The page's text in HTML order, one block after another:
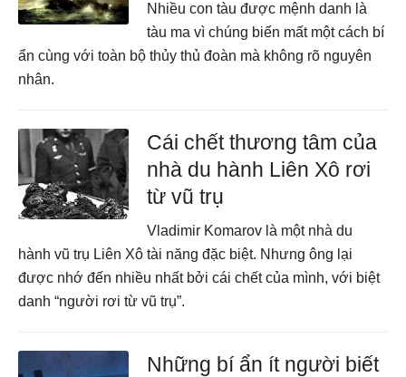
Nhiều con tàu được mệnh danh là
tàu ma vì chúng biến mất một cách bí
ẩn cùng với toàn bộ thủy thủ đoàn mà không rõ nguyên
nhân.
Cái chết thương tâm của
nhà du hành Liên Xô rơi
từ vũ trụ
Vladimir Komarov là một nhà du
hành vũ trụ Liên Xô tài năng đặc biệt. Nhưng ông lại
được nhớ đến nhiều nhất bởi cái chết của mình, với biệt
danh “người rơi từ vũ trụ”.
Những bí ẩn ít người biết